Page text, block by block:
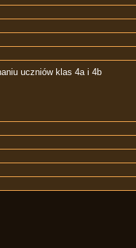
uczniów klas 4a i 4b